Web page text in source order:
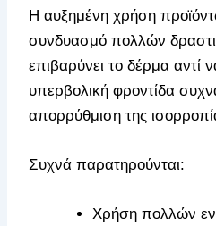
Η αυξημένη χρήση
συνδυασμό πολλών
επιβαρύνει το δέρμα αντί
υπερβολική φροντίδα
απορρύθμιση της
Συχνά παρατηρούνται:
Χρήση πολλών